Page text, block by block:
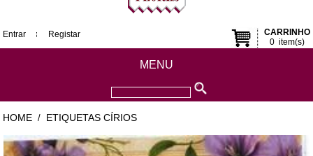
CARRINHO
0item(s)
Entrar Registar
MENU
HOME / ETIQUETAS CÍRIOS